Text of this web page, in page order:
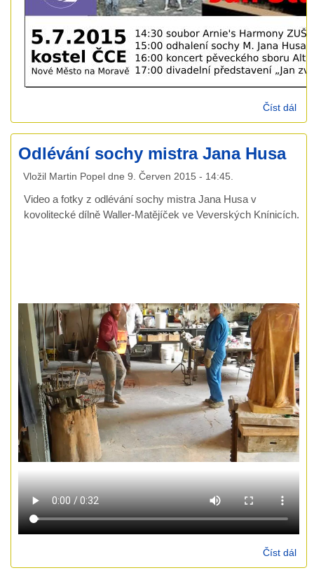
Číst dál
den
Odlévání sochy mistra Jana Husa
Vložil Martin Popel dne 9. Červen 2015 - 14:45.
Video a fotky z odlévání sochy mistra Jana Husa v
kovolitecké dílně Waller-Matějíček ve Veverských Knínicích.
Číst dál